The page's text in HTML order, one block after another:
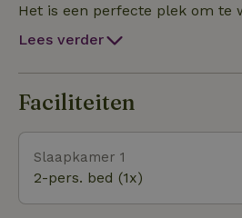
Het is een perfecte plek om te
gewoon om te ontspannen. Het dorp Oolgensplaat
dorpshaven kapper en
Overflakkee: Met
is een duurzame bestemming.
bloemenweides, glooiende
in-oog met heckrunderen en
Vogelliefhebbers kunnen o.a.
Lees verder
Faciliteiten
Slaapkamer 1
2-pers. bed (1x)